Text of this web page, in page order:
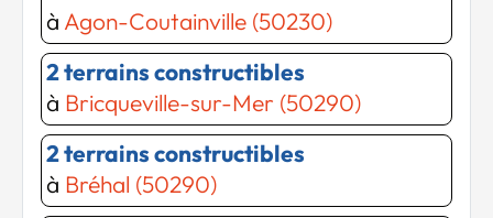
à Agon-Coutainville (50230)
2 terrains constructibles
à Bricqueville-sur-Mer (50290)
2 terrains constructibles
à Bréhal (50290)